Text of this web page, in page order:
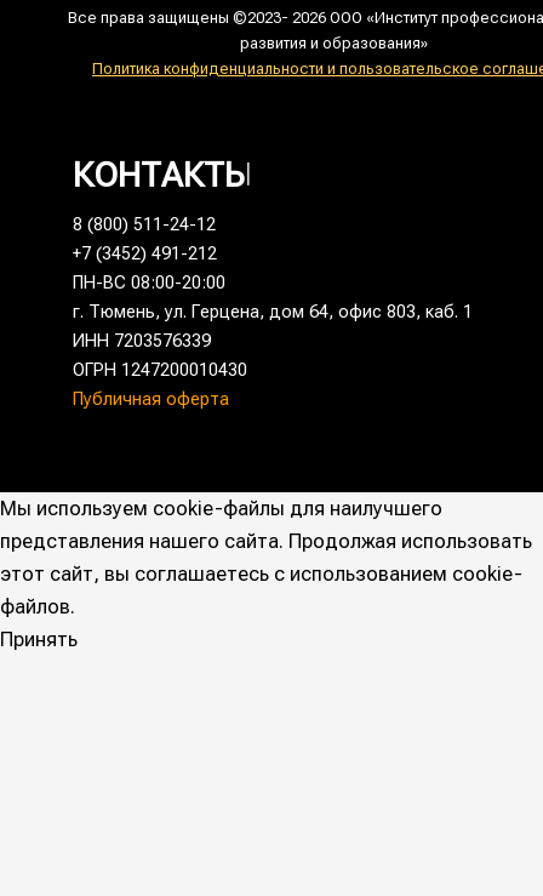
Все права защищены ©2023- 2026 ООО «Институт
развития и образования»
Политика конфиденциальности и пользовательское
КОНТАКТЫ
8 (800) 511-24-12
+7 (3452) 491-212
ПН-ВС 08:00-20:00
г. Тюмень, ул. Герцена, дом 64, офис 803, каб. 1
ИНН 7203576339
ОГРН 1247200010430
Публичная оферта
Мы используем cookie-файлы для наилучшего
представления нашего сайта. Продолжая использовать
этот сайт, вы соглашаетесь с использованием cookie-
файлов.
Принять